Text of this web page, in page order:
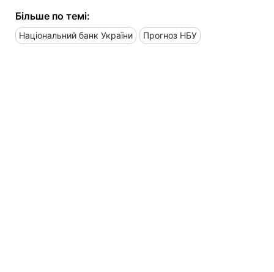
Більше по темі:
Національний банк України Прогноз НБУ